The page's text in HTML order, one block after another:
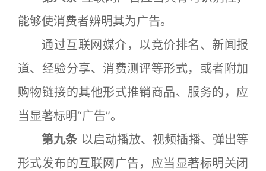
能够使消费者辨明其为广告。
通过互联网媒介，以竞价排名、新闻报
道、经验分享、消费测评等形式，或者附加
购物链接的其他形式推销商品、服务的，应
当显著标明“广告”。
第九条 以启动播放、视频插播、弹出等
形式发布的互联网广告，应当显著标明关闭